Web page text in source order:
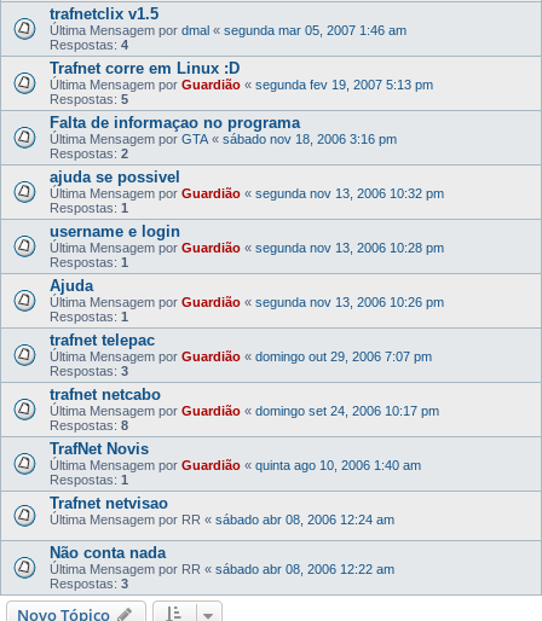
trafnetclix v1.5
Última Mensagem por dmal « segunda mar 05, 2007 1:46 am
Respostas: 4
Trafnet corre em Linux :D
Última Mensagem por Guardião « segunda fev 19, 2007 5:13 pm
Respostas: 5
Falta de informaçao no programa
Última Mensagem por GTA « sábado nov 18, 2006 3:16 pm
Respostas: 2
ajuda se possivel
Última Mensagem por Guardião « segunda nov 13, 2006 10:32 pm
Respostas: 1
username e login
Última Mensagem por Guardião « segunda nov 13, 2006 10:28 pm
Respostas: 1
Ajuda
Última Mensagem por Guardião « segunda nov 13, 2006 10:26 pm
Respostas: 1
trafnet telepac
Última Mensagem por Guardião « domingo out 29, 2006 7:07 pm
Respostas: 3
trafnet netcabo
Última Mensagem por Guardião « domingo set 24, 2006 10:17 pm
Respostas: 8
TrafNet Novis
Última Mensagem por Guardião « quinta ago 10, 2006 1:40 am
Respostas: 1
Trafnet netvisao
Última Mensagem por RR « sábado abr 08, 2006 12:24 am
Não conta nada
Última Mensagem por RR « sábado abr 08, 2006 12:22 am
Respostas: 3
Novo Tópico